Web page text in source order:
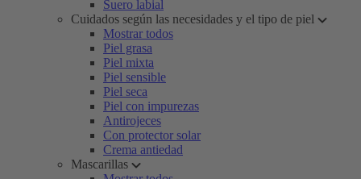
Suero labial
Cuidados según las necesidades y el tipo de piel
Mostrar todos
Piel grasa
Piel mixta
Piel sensible
Piel seca
Piel con impurezas
Antirojeces
Con protector solar
Crema antiedad
Mascarillas